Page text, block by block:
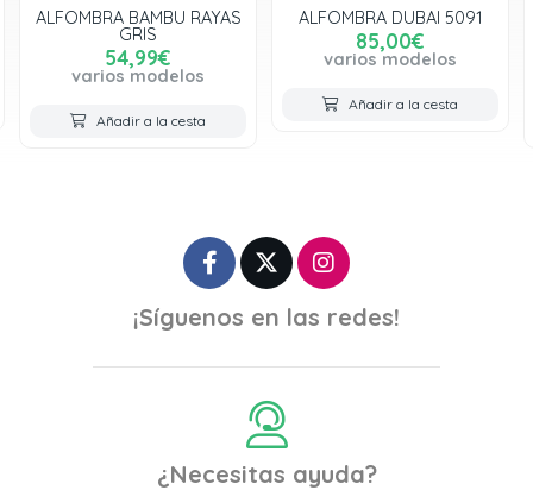
ALFOMBRA BAMBU RAYAS
GRIS
54,99€
varios modelos
Añadir a la cesta
ALFOMBRA DUBAI 5091
85,00€
varios modelos
Añadir a la cesta
¡Síguenos en las redes!
¿Necesitas ayuda?